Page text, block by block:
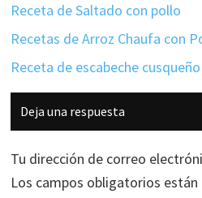
Receta de Saltado con pollo
Recetas de Arroz Chaufa con
Receta de escabeche cusqueño
Interacciones
con
los
lectores
Deja una respuesta
Tu dirección de correo
Los campos obligatorios están